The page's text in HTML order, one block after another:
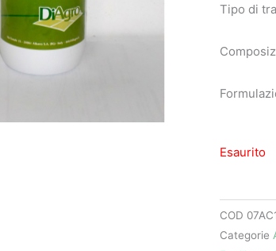
Tipo di
Esaurito
COD
Categorie